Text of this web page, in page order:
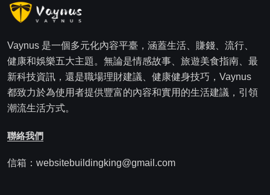
Vaynus 是一個多元化內容平臺，涵蓋生活、賺錢、流行、
健康和娛樂五大主題。無論是情感故事、旅遊美食指南、最
新科技資訊，還是職場理財建議、健康健身技巧，Vaynus
都致力於為使用者提供豐富的內容和實用的生活建議，引領
潮流生活方式。
聯絡我們
信箱：websitebuildingking@gmail.com